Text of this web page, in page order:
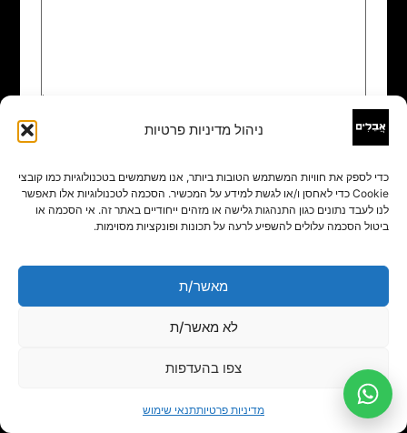
ניהול מדיניות פרטיות
כדי לספק את חוויות המשתמש הטובות ביותר, אנו משתמשים בטכנולוגיות כמו קובצי
Cookie כדי לאחסן ו/או לגשת למידע על המכשיר. הסכמה לטכנולוגיות אלו תאפשר
לנו לעבד נתונים כגון התנהגות גלישה או מזהים ייחודיים באתר זה. אי הסכמה או
ביטול הסכמה עלולים להשפיע לרעה על תכונות ופונקציות מסוימות.
מאשר/ת
לא מאשר/ת
צפו בהעדפות
מדיניות פרטיותתנאי שימוש
שם
אימייל*